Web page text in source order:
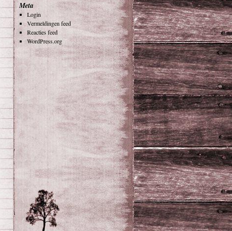
Meta
Login
Vermeldingen feed
Reacties feed
WordPress.org